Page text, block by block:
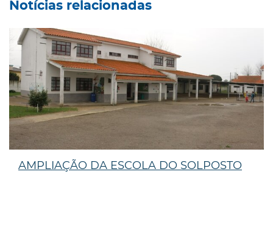
Notícias relacionadas
AMPLIAÇÃO DA ESCOLA DO SOLPOSTO